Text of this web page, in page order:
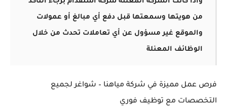
من هويتها وسمعتها قبل دفع أي مبالغ أو عمولات
والموقع غير مسؤول عن أي تعاملات تحدث من خلال
الوظائف المعنلة
فرص عمل مميزة في شركة مياهنا – شواغر لجميع
التخصصات مع توظيف فوري